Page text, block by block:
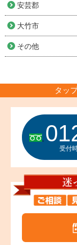
安芸郡
大竹市
その他
タッ
受付